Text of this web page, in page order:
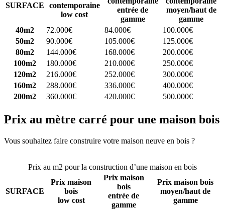
SURFACE
contemporaine
low cost
entrée de
gamme
moyen/haut de
gamme
40m2
72.000€ 84.000€
100.000€
50m2
90.000€ 105.000€
125.000€
80m2
144.000€ 168.000€
200.000€
100m2
180.000€ 210.000€
250.000€
120m2
216.000€ 252.000€
300.000€
160m2
288.000€ 336.000€
400.000€
200m2
360.000€ 420.000€ 500.000€
Prix au mètre carré pour une maison bois
Vous souhaitez faire construire votre maison neuve en bois ?
Prix au m2 pour la construction d’une maison en bois
SURFACE
Prix maison
bois
low cost
Prix maison
bois
entrée de
gamme
Prix maison bois
moyen/haut de
gamme